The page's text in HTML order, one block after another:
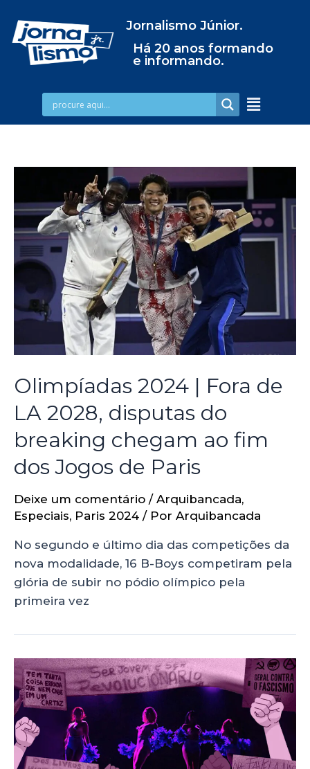
Jornalismo Júnior.
Há 20 anos formando
e informando.
Olimpíadas 2024 | Fora de
LA 2028, disputas do
breaking chegam ao fim
dos Jogos de Paris
Deixe um comentário / Arquibancada,
Especiais, Paris 2024 / Por Arquibancada
No segundo e último dia das competições da
nova modalidade, 16 B-Boys competiram pela
glória de subir no pódio olímpico pela
primeira vez